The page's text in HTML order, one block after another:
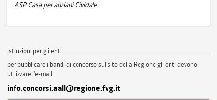
ASP Casa per anziani Cividale
istruzioni per gli enti
per pubblicare i bandi di concorso sul sito della Regione gli enti devono
utilizzare l'e-mail
info.concorsi.aall@regione.fvg.it